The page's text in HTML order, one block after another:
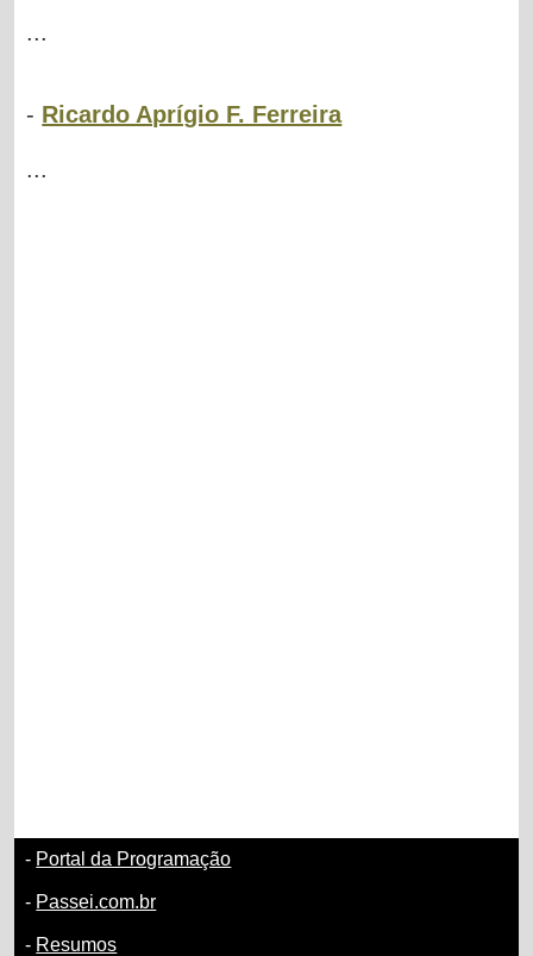
...
- Ricardo Aprígio F. Ferreira
...
- Portal da Programação
- Passei.com.br
- Resumos